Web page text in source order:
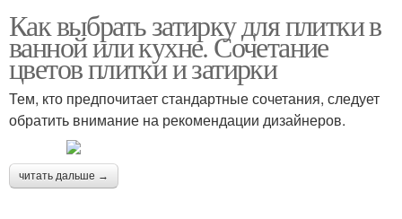
Как выбрать затирку для плитки в
ванной или кухне. Сочетание
цветов плитки и затирки
Тем, кто предпочитает стандартные сочетания, следует
обратить внимание на рекомендации дизайнеров.
читать дальше →